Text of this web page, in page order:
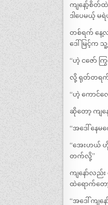
ကျနော့်စိတ်ထဲ
ဒါပေမယ့် မ
တစ်ရက် နေ့လ
ဒေါ်မြင့်က
“ဟဲ့ ငဇော်
လို့ ရုတ်တရက်
“ဟဲ့ ကောင်လ
ဆိုတော့ ကျန
“အဒေါ် နေမ
“အေးဟယ် ဟို
တက်လို့”
ကျနော်လည်း
ထဲရောက်တေ
“အဒေါ် ကျန